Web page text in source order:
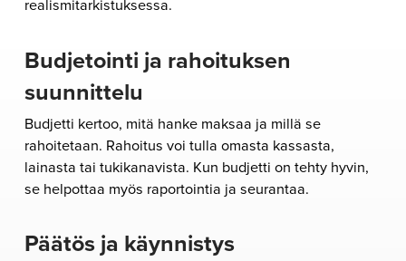
realismitarkistuksessa.
Budjetointi ja rahoituksen
suunnittelu
Budjetti kertoo, mitä hanke maksaa ja millä se
rahoitetaan. Rahoitus voi tulla omasta kassasta,
lainasta tai tukikanavista. Kun budjetti on tehty hyvin,
se helpottaa myös raportointia ja seurantaa.
Päätös ja käynnistys